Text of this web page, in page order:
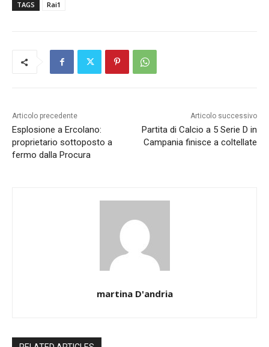
TAGS Rai1
Articolo precedente
Esplosione a Ercolano:
proprietario sottoposto a
fermo dalla Procura
Articolo successivo
Partita di Calcio a 5 Serie D in
Campania finisce a coltellate
martina D'andria